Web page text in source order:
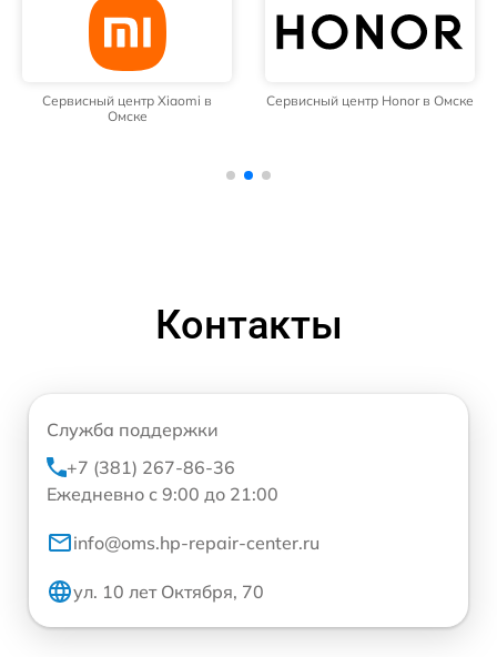
Сервисный центр Xiaomi в
Омске
Сервисный центр Honor в Омске
Контакты
Служба поддержки
+7 (381) 267-86-36
Ежедневно с 9:00 до 21:00
info@oms.hp-repair-center.ru
ул. 10 лет Октября, 70